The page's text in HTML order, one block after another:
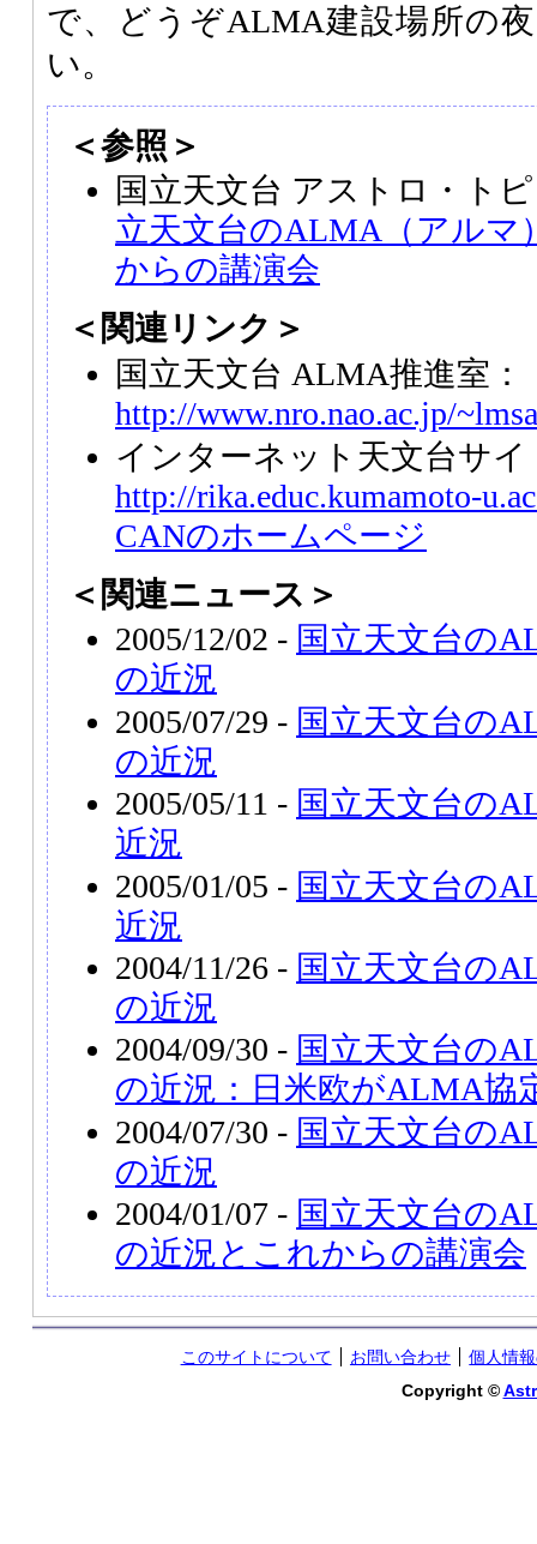
で、どうぞALMA建設場所の
い。
＜参照＞
国立天文台 アストロ・ト
立天文台のALMA（アルマ
からの講演会
＜関連リンク＞
国立天文台 ALMA推進室：
http://www.nro.nao.ac.jp/
インターネット天文台サイ
http://rika.educ.kumamoto-
CANのホームページ
＜関連ニュース＞
2005/12/02 - 国立天文台の
の近況
2005/07/29 - 国立天文台の
の近況
2005/05/11 - 国立天文台の
近況
2005/01/05 - 国立天文台の
近況
2004/11/26 - 国立天文台の
の近況
2004/09/30 - 国立天文台の
の近況：日米欧がALMA協
2004/07/30 - 国立天文台の
の近況
2004/01/07 - 国立天文台の
の近況とこれからの講演会
このサイトについて お問い合わせ
個人情
Copyright ©